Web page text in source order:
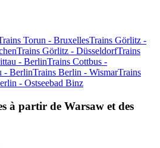
Torun - BruxellesTrains Görlitz -
Trains Görlitz - DüsseldorfTrains
- BerlinTrains Cottbus -
- BerlinTrains Berlin - WismarTrains
- Ostseebad Binz
à partir de Warsaw et des